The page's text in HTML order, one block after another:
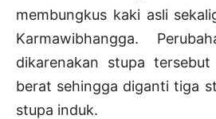
membungkus kaki asli
Karmawibhangga.
dikarenakan stupa
berat sehingga diganti tiga
stupa induk.